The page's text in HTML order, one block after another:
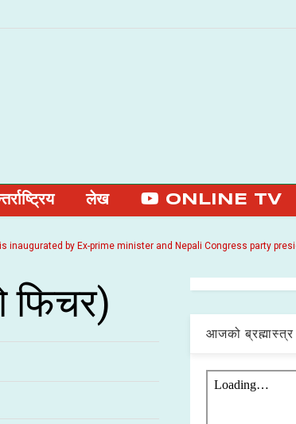
लेख ONLINE TV
by Ex-prime minister and Nepali Congress party president
फिचर)
आजको